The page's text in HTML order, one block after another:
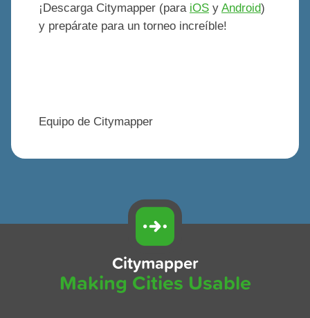
¡Descarga Citymapper (para iOS y Android)
y prepárate para un torneo increíble!
Equipo de Citymapper
Citymapper
Making Cities Usable